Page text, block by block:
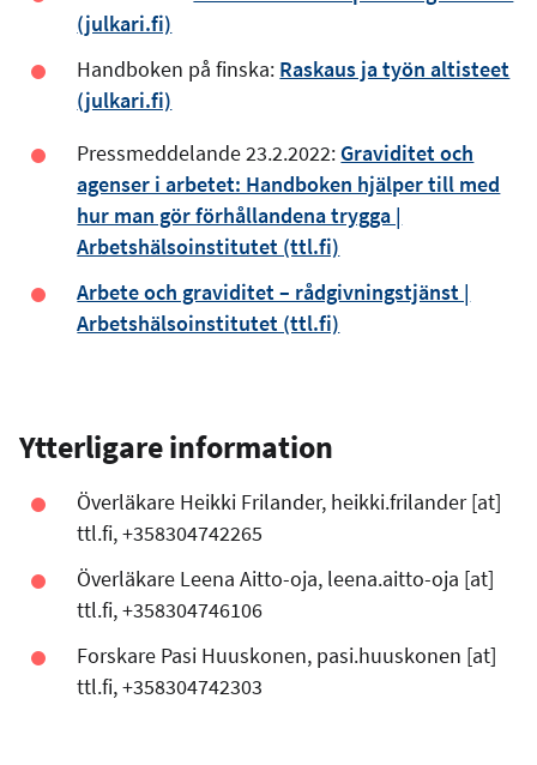
(julkari.fi)
Handboken på finska: Raskaus ja työn altisteet
(julkari.fi)
Pressmeddelande 23.2.2022: Graviditet och
agenser i arbetet: Handboken hjälper till med
hur man gör förhållandena trygga |
Arbetshälsoinstitutet (ttl.fi)
Arbete och graviditet – rådgivningstjänst |
Arbetshälsoinstitutet (ttl.fi)
Ytterligare information
Överläkare Heikki Frilander, heikki.frilander[at]
ttl.fi, +358304742265
Överläkare Leena Aitto-oja, leena.aitto-oja [at]
ttl.fi, +358304746106
Forskare Pasi Huuskonen, pasi.huuskonen [at]
ttl.fi, +358304742303